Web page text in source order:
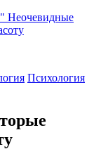
Неочевидные
Психология